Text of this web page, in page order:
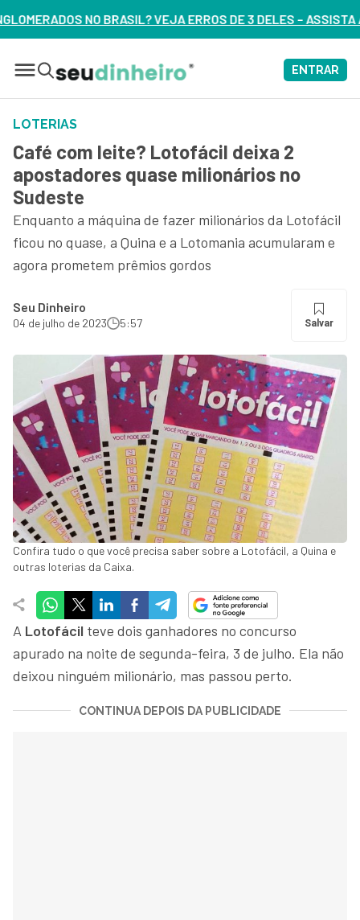
ERROS DE 3 DELES – ASSISTA AGORA
ENTRAR
LOTERIAS
Café com leite? Lotofácil deixa 2
apostadores quase milionários no
Sudeste
Enquanto a máquina de fazer milionários da Lotofácil
ficou no quase, a Quina e a Lotomania acumularam e
agora prometem prêmios gordos
Seu Dinheiro
04 de julho de 2023 5:57 Salvar
Confira tudo o que você precisa saber sobre a Lotofácil, a Quina e
outras loterias da Caixa.
A Lotofácil teve dois ganhadores no concurso
apurado na noite de segunda-feira, 3 de julho. Ela não
deixou ninguém milionário, mas passou perto.
CONTINUA DEPOIS DA PUBLICIDADE